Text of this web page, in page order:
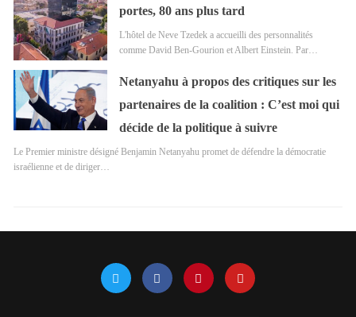
portes, 80 ans plus tard
L'hôtel de Neve Tzedek a accueilli des personnalités
comme David Ben-Gourion et Albert Einstein. Par…
Netanyahu à propos des critiques sur les
partenaires de la coalition : C’est moi qui
décide de la politique à suivre
Le Premier ministre désigné Benjamin Netanyahu promet de défendre la démocratie
israélienne et de diriger…